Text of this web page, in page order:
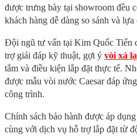
được trưng bày tại showroom đều
khách hàng dễ dàng so sánh và
Đội ngũ tư vấn tại Kim Quốc Tiến
trợ giải đáp kỹ thuật, gợi ý vòi xả
tắm và điều kiện lắp đặt thực tế.
được mẫu vòi nước Caesar đáp
công trình.
Chính sách bảo hành được áp
cùng với dịch vụ hỗ trợ lắp đặt từ